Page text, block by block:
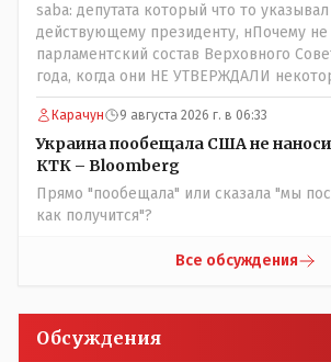
saba: депутата который что то
действующему президенту, нПочему
парламентский состав Верховного
года, когда они НЕ УТВЕРЖДАЛИ
Назарбаева, особенно в части
некоторых вопросах внутренней
Назарбай волевым Указом РАСПУСТИЛ
состав. Имя - Серикболсын Абдильдин
юывший секретарь ЦК КП Казахстана ,
депутат Верховного Совета и Мажлиса
партии коммунстов- он в то время и
НЕОДНОКРАТНО, указывал и
Назарбая и предлагал ему самому
Карачун 9 августа 2026 г. в 06:33
Украина пообещала США не
КТК – Bloomberg
Прямо "пообещала" или сказала "мы
как получится"?
Все обсуждения
Обсуждения